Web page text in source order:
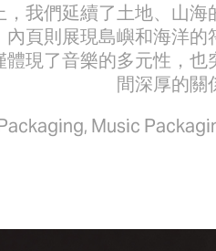
，我們延續了土地、山
內頁則展現島嶼和海洋
體現了音樂的多元性，
間深厚的關
Music